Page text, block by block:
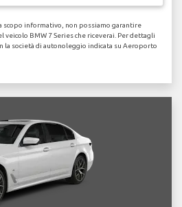
scopo informativo, non possiamo garantire
BMW 7 Series che riceverai. Per dettagli
la società di autonoleggio indicata su Aeroporto